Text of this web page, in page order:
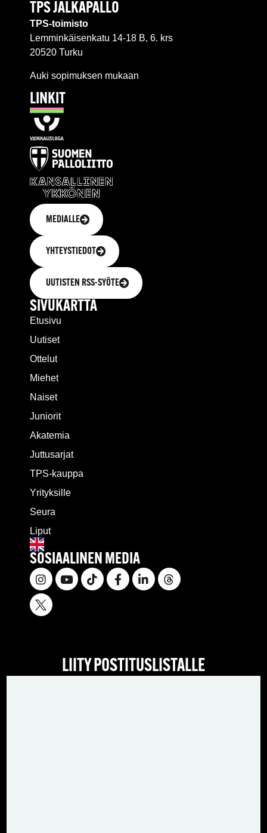
TPS JALKAPALLO
TPS-toimisto
Lemminkäisenkatu 14-18 B, 6. krs
20520 Turku
Auki sopimuksen mukaan
LINKIT
MEDIALLE
YHTEYSTIEDOT
UUTISTEN RSS-SYÖTE
SIVUKARTTA
Etusivu
Uutiset
Ottelut
Miehet
Naiset
Juniorit
Akatemia
Juttusarjat
TPS-kauppa
Yrityksille
Seura
Liput
SOSIAALINEN MEDIA
LIITY POSTITUSLISTALLE